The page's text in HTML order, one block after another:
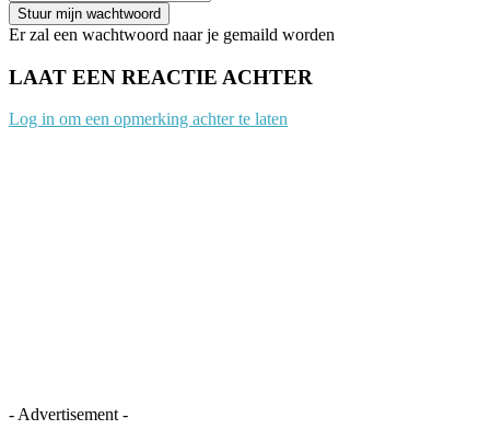
Er zal een wachtwoord naar je gemaild worden
LAAT EEN REACTIE ACHTER
Log in om een opmerking achter te laten
- Advertisement -